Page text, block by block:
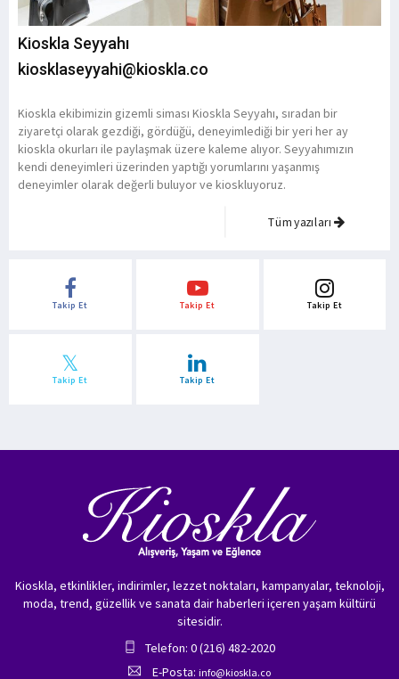
Kioskla Seyyahı
kiosklaseyyahi@kioskla.co
Kioskla ekibimizin gizemli siması Kioskla Seyyahı, sıradan bir
ziyaretçi olarak gezdiği, gördüğü, deneyimlediği bir yeri her ay
kioskla okurları ile paylaşmak üzere kaleme alıyor. Seyyahımızın
kendi deneyimleri üzerinden yaptığı yorumlarını yaşanmış
deneyimler olarak değerli buluyor ve kioskluyoruz.
Tüm yazıları
Takip Et Takip Et Takip Et
Takip Et Takip Et
Kioskla, etkinlikler, indirimler, lezzet noktaları, kampanyalar, teknoloji,
moda, trend, güzellik ve sanata dair haberleri içeren yaşam kültürü
sitesidir.
Telefon: 0 (216) 482-2020
E-Posta: info@kioskla.co